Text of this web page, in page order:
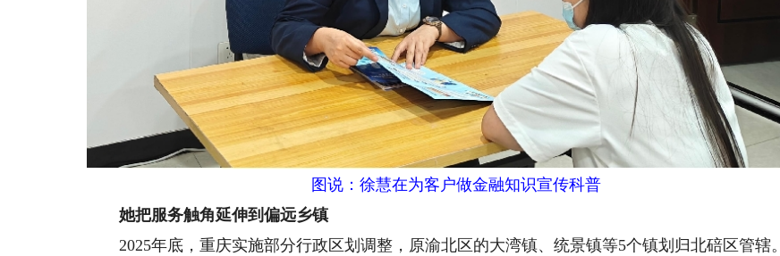
图说：徐慧在为客户做金融知识宣传科普
她把服务触角延伸到偏远乡镇
2025年底，重庆实施部分行政区划调整，原渝北区的大湾镇、统景镇等5个镇划归北碚区管辖。